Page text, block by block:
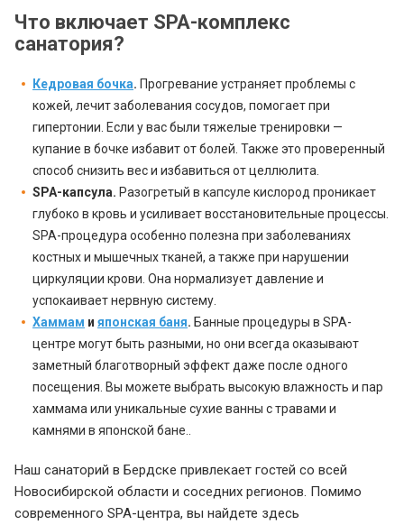
Что включает SPA-комплекс
санатория?
Кедровая бочка. Прогревание устраняет проблемы с
кожей, лечит заболевания сосудов, помогает при
гипертонии. Если у вас были тяжелые тренировки —
купание в бочке избавит от болей. Также это проверенный
способ снизить вес и избавиться от целлюлита.
SPA-капсула. Разогретый в капсуле кислород проникает
глубоко в кровь и усиливает восстановительные процессы.
SPA-процедура особенно полезна при заболеваниях
костных и мышечных тканей, а также при нарушении
циркуляции крови. Она нормализует давление и
успокаивает нервную систему.
Хаммам и японская баня. Банные процедуры в SPA-
центре могут быть разными, но они всегда оказывают
заметный благотворный эффект даже после одного
посещения. Вы можете выбрать высокую влажность и пар
хаммама или уникальные сухие ванны с травами и
камнями в японской бане..
Наш санаторий в Бердске привлекает гостей со всей
Новосибирской области и соседних регионов. Помимо
современного SPA-центра, вы найдете здесь